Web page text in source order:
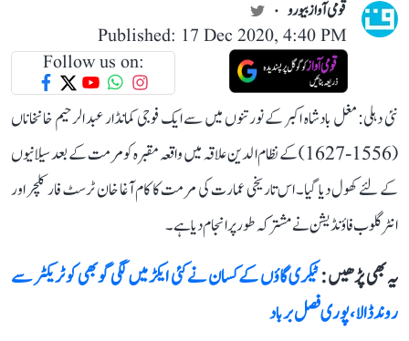
قومی آواز بیورو
Published: 17 Dec 2020, 4:40 PM
Follow us on:
نئی دہلی: مغل بادشاہ اکبر کے نورتنوں میں سے ایک فوجی کمانڈار عبد الرحیم خانخاناں
(1556-1627) کے نظام الدین علاقہ میں واقعہ مقبرہ کو مرمت کے بعد سیلانیوں
کے لئے کھول دیا گیا۔ اس تاریخی عمارت کی مرمت کا کام آغا خان ٹرسٹ فار کلچر اور
انٹرگلوب فاؤنڈیشن نے مشترکہ طور پر انجام دیا ہے۔
یہ بھی پڑھیں :ٹیکری گاؤں کے کسان نے کئی ایکڑ میں لگی گوبھی کو ٹریکٹر سے
روند ڈالا، پوری فصل برباد